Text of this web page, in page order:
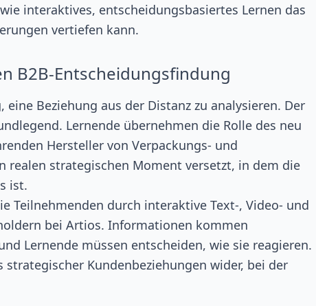
interaktives, entscheidungsbasiertes Lernen das
vertiefen kann.
B2B-Entscheidungsfindung
Beziehung aus der Distanz zu analysieren. Der
Lernende übernehmen die Rolle des neu
Hersteller von Verpackungs- und
realen strategischen Moment versetzt, in dem die
ist.
Teilnehmenden durch interaktive Text-, Video- und
bei Artios. Informationen kommen
Lernende müssen entscheiden, wie sie reagieren.
Kundenbeziehungen wider, bei der